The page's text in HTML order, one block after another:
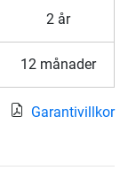
2 år
12 månader
Garantivillkor